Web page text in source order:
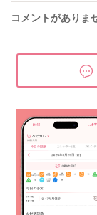
コメントがありま